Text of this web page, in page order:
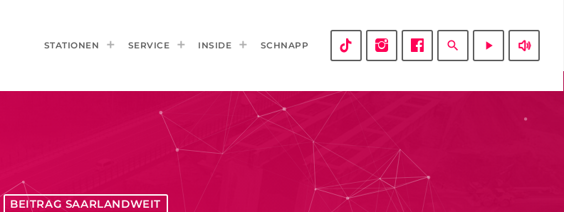
STATIONEN SERVICE INSIDE SCHNAPP search play_arrow volume_up
BEITRAG SAARLANDWEIT